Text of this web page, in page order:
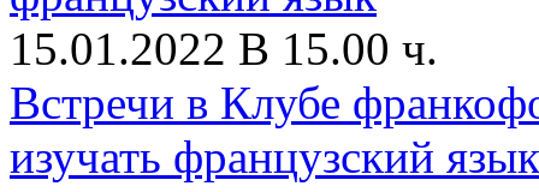
15.01.2022 В 15.00 ч.
Встречи в Клубе
изучать французский язык